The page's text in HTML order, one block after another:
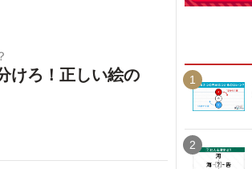
けろ！正しい絵の
1
2